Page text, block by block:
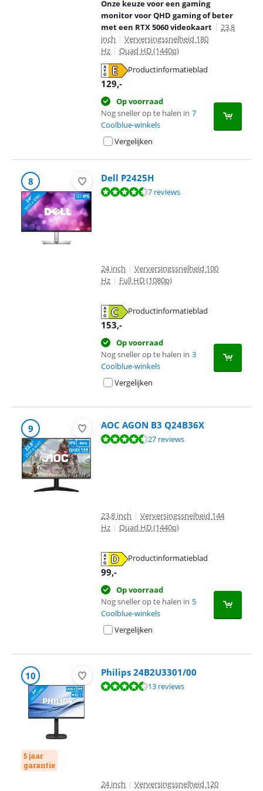
Onze keuze voor een gaming
monitor voor QHD gaming of beter
met een RTX 5060 videokaart | 23,8
inch | Verversingssnelheid 180
Hz | Quad HD (1440p)
Productinformatieblad
129,-
Op voorraad
Nog sneller op te halen in 7
Coolblue-winkels
Vergelijken
8 Dell P2425H
Beoordeling is 9,3 van de 10, gebaseerd op 7 reviews.
7 reviews
24 inch | Verversingssnelheid 100
Hz | Full HD (1080p)
Productinformatieblad
153,-
Op voorraad
Nog sneller op te halen in 3
Coolblue-winkels
Vergelijken
9 AOC AGON B3 Q24B36X
Beoordeling is 9,4 van de 10, gebaseerd op 27 reviews.
27 reviews
23,8 inch | Verversingssnelheid 144
Hz | Quad HD (1440p)
Productinformatieblad
99,-
Op voorraad
Nog sneller op te halen in 5
Coolblue-winkels
Vergelijken
10
5 jaar
garantie
Philips 24B2U3301/00
Beoordeling is 8,9 van de 10, gebaseerd op 13 reviews.
13 reviews
24 inch | Verversingssnelheid 120